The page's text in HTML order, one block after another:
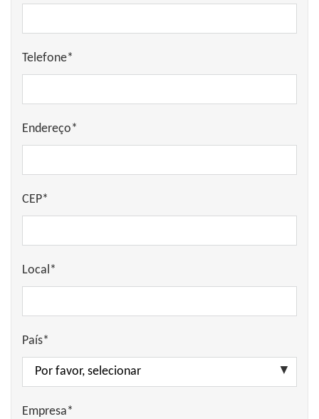
Telefone*
Endereço*
CEP*
Local*
País*
Empresa*